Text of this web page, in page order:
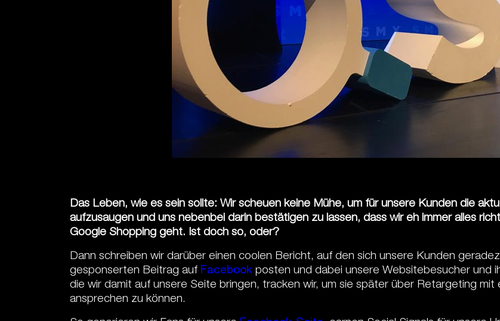
Das Leben, wie es sein sollte: Wir scheuen keine Mühe, um für unsere Kunden die
aufzusaugen und uns nebenbei darin bestätigen zu lassen, dass wir eh immer alles
Google Shopping geht. Ist doch so, oder?
Dann schreiben wir darüber einen coolen Bericht, auf den sich unsere Kunden
gesponserten Beitrag auf Facebook posten und dabei unsere Websitebesucher und
die wir damit auf unsere Seite bringen, tracken wir, um sie später über Retargeting mit
ansprechen zu können.